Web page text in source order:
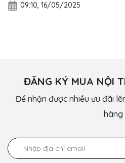
09:10, 16/05/2025
ĐĂNG KÝ MUA NỘI
Để nhận được nhiều ưu đãi
hàng